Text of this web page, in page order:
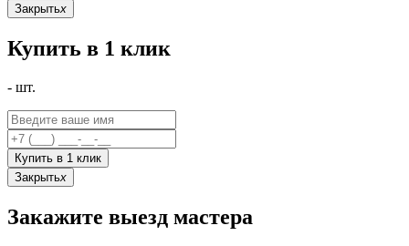
Закрытьx
Купить в 1 клик
- шт.
Купить в 1 клик
Закрытьx
Закажите выезд мастера